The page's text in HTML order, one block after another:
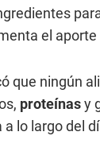
el
que ningún
proteínasy
lo largo del